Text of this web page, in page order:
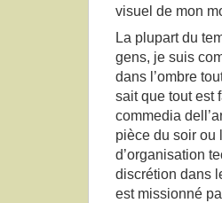
visuel de mon
La plupart du
gens, je suis
dans l’ombre
sait que tout est
commedia
pièce du soir ou
d’organisation
discrétion dans
est missionné